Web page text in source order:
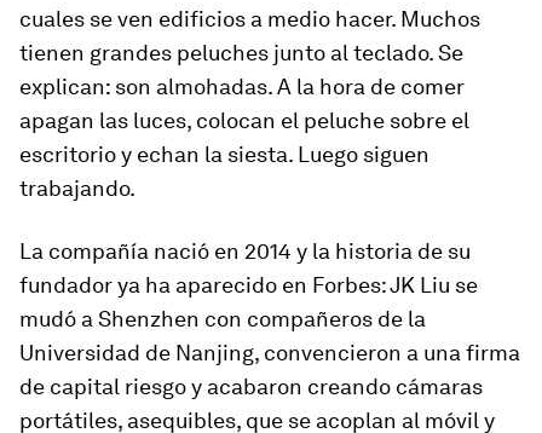
cuales se ven edificios a medio hacer. Muchos
tienen grandes peluches junto al teclado. Se
explican: son almohadas. A la hora de comer
apagan las luces, colocan el peluche sobre el
escritorio y echan la siesta. Luego siguen
trabajando.
La compañía nació en 2014 y la historia de su
fundador ya ha aparecido en Forbes: JK Liu se
mudó a Shenzhen con compañeros de la
Universidad de Nanjing, convencieron a una firma
de capital riesgo y acabaron creando cámaras
portátiles, asequibles, que se acoplan al móvil y